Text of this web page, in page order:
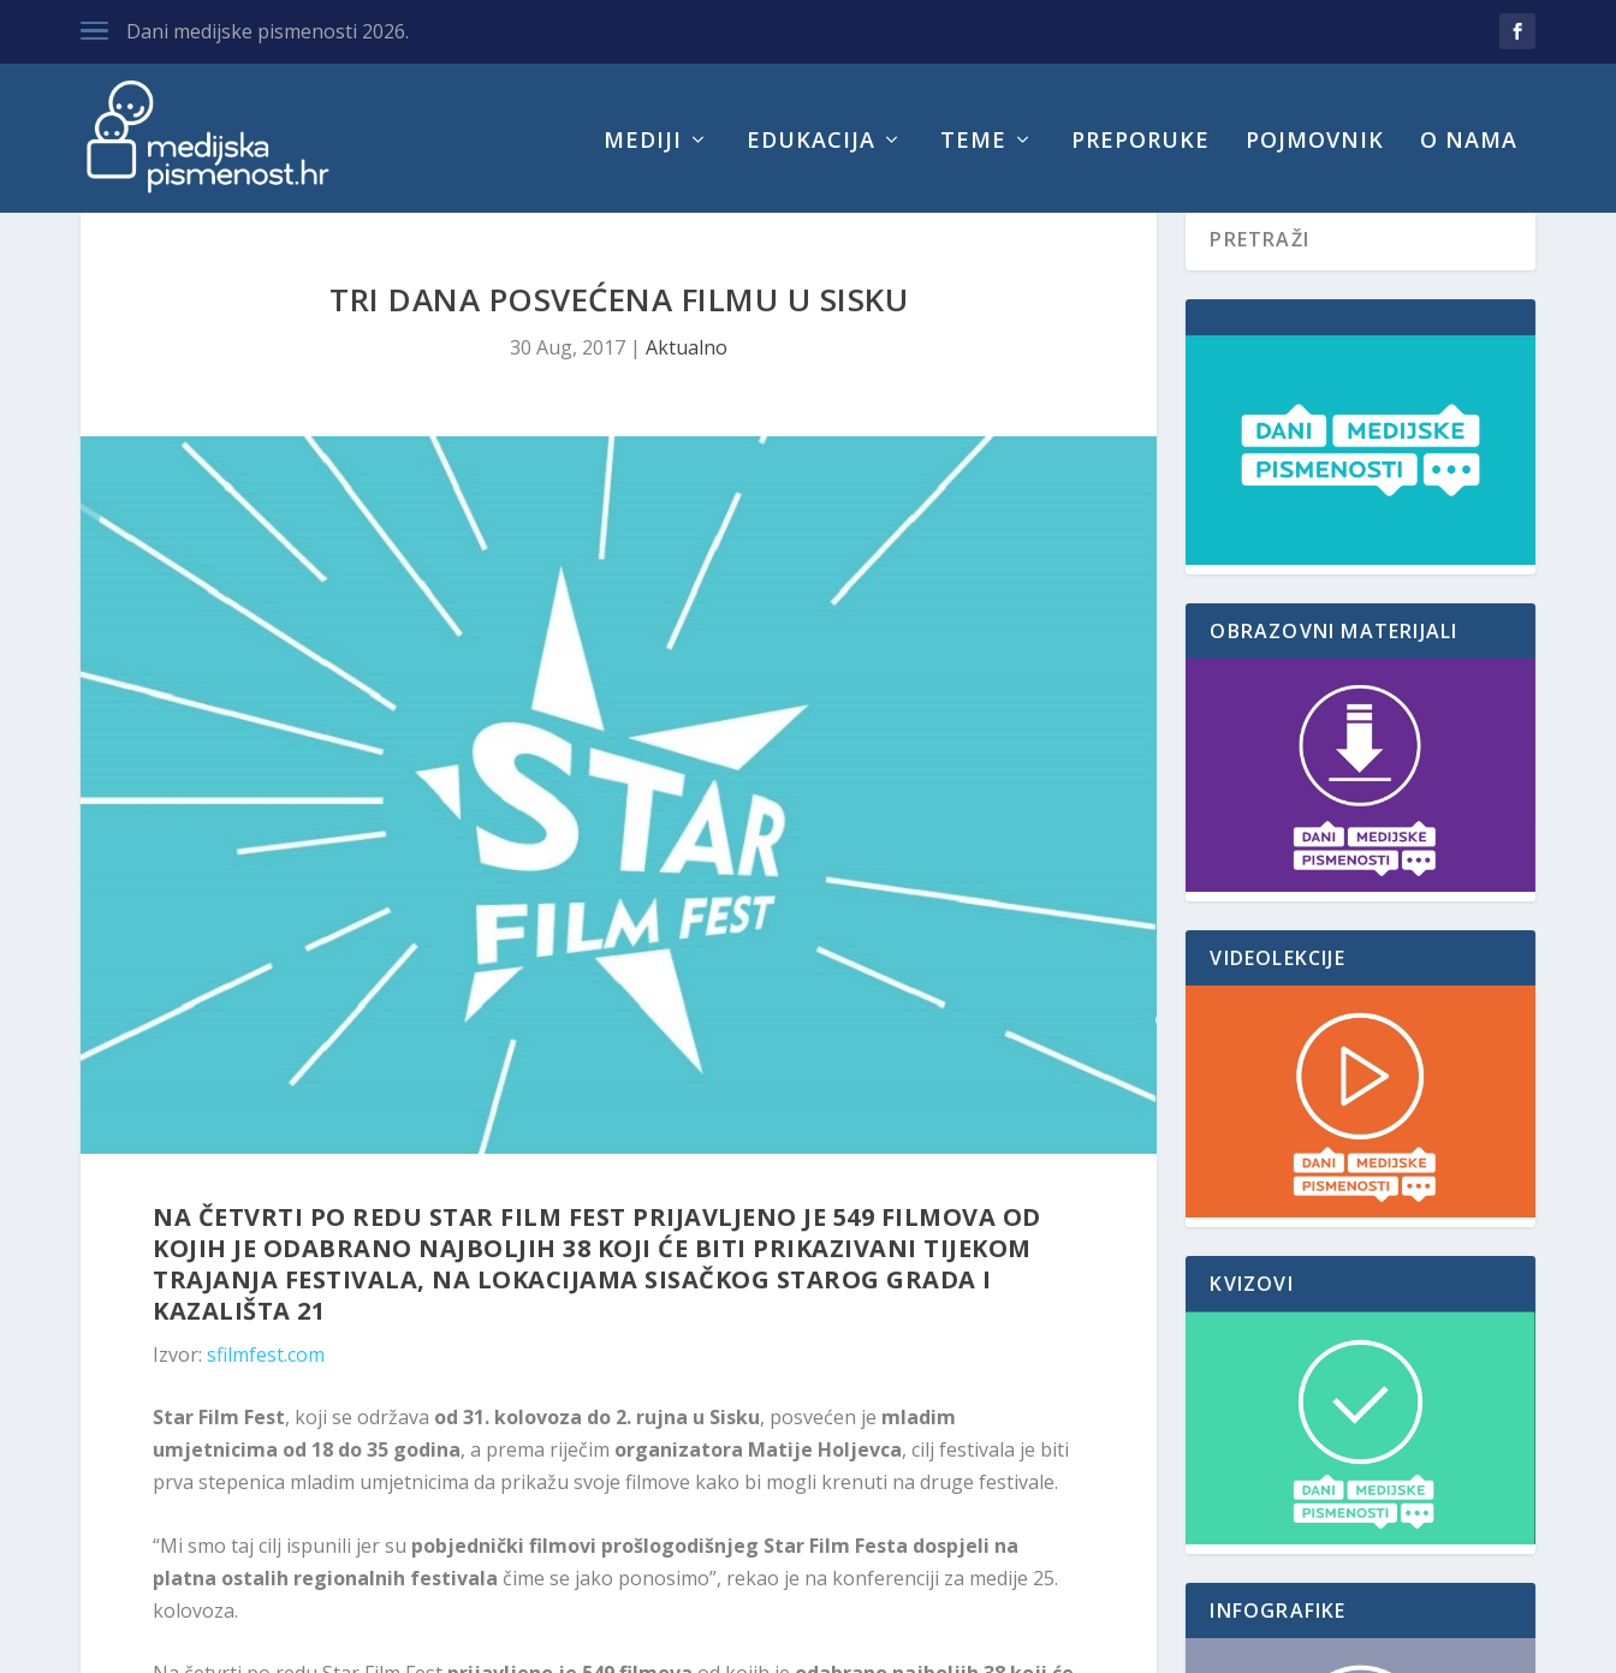
Dani medijske pismenosti 2026.
MEDIJI EDUKACIJA TEME PREPORUKE POJMOVNIK O NAMA
TRI DANA POSVEĆENA FILMU U SISKU
30 Aug, 2017 |Aktualno
NA ČETVRTI PO REDU STAR FILM FEST PRIJAVLJENO JE 549 FILMOVA OD
KOJIH JE ODABRANO NAJBOLJIH 38 KOJI ĆE BITI PRIKAZIVANI TIJEKOM
TRAJANJA FESTIVALA, NA LOKACIJAMA SISAČKOG STAROG GRADA I
KAZALIŠTA 21
Izvor:sfilmfest.com
Star Film Fest, koji se održava od 31. kolovoza do 2. rujna u Sisku, posvećen je mladim
umjetnicima od 18 do 35 godina, a prema riječim organizatora Matije Holjevca, cilj festivala je biti
prva stepenica mladim umjetnicima da prikažu svoje filmove kako bi mogli krenuti na druge festivale.
“Mi smo taj cilj ispunili jer su pobjednički filmovi prošlogodišnjeg Star Film Festa dospjeli na
platna ostalih regionalnih festivala čime se jako ponosimo”, rekao je na konferenciji za medije 25.
kolovoza.
OBRAZOVNI MATERIJALI
VIDEOLEKCIJE
KVIZOVI
INFOGRAFIKE